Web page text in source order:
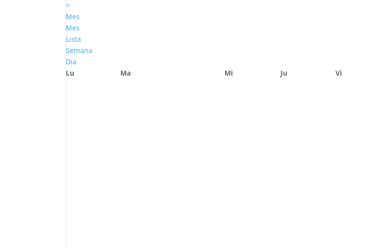
>
Mes
Mes
Lista
Semana
Día
Lu
Ma Mi Ju Vi